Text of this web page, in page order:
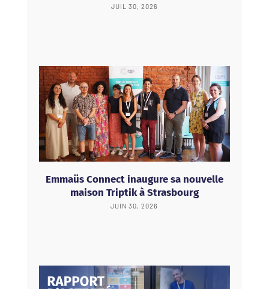
JUIL 30, 2026
Emmaüs Connect inaugure sa nouvelle
maison Triptik à Strasbourg
JUIN 30, 2026